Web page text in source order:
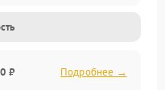
объектив с мотором/
₽ Подробнее →